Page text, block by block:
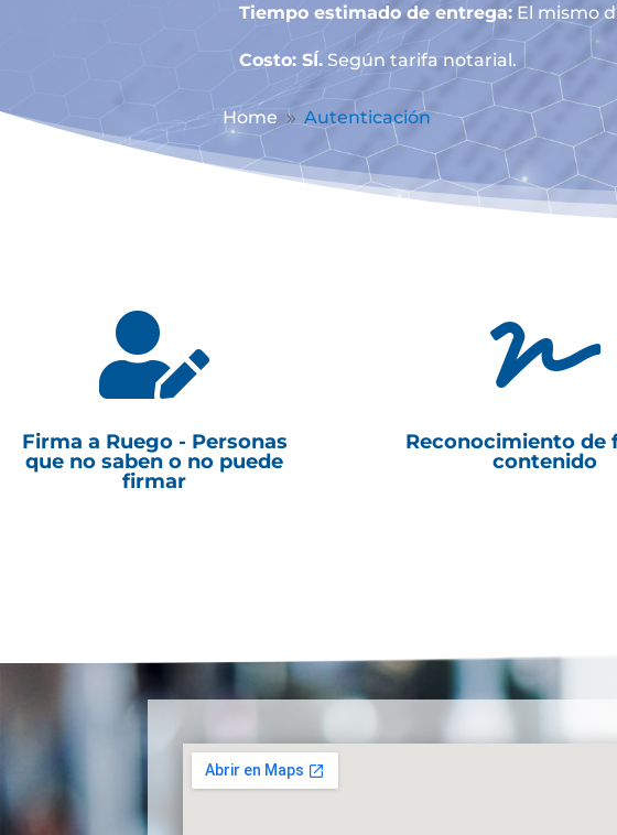
Tiempo estimado de entrega:El mismo
Costo: SÍ.Según tarifa notarial.
Home 9 Autenticación

Firma a Ruego - Personas
que no saben o no puede
firmar

Reconocimiento de
contenido